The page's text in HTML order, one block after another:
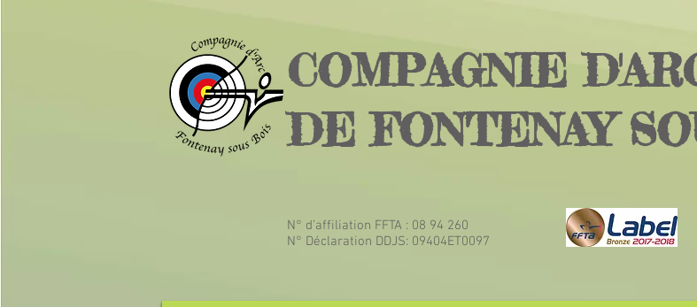
COMPAGNIE
DE FONTENAY
N° d’affiliation FFTA : 08 94 260
N° Déclaration DDJS: 09404ET0097